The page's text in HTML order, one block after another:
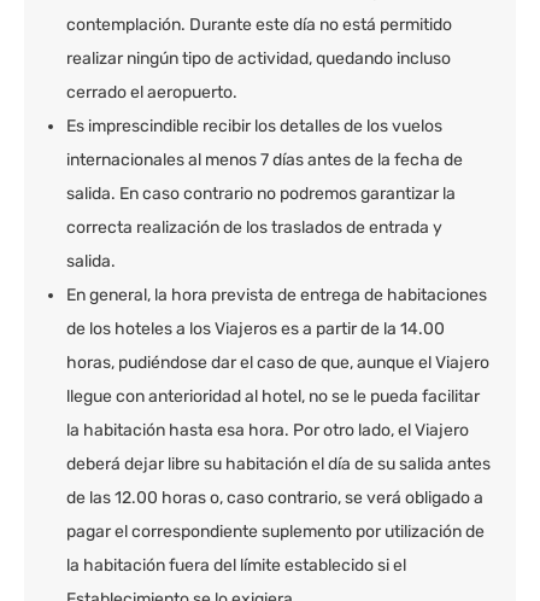
contemplación. Durante este día no está permitido
realizar ningún tipo de actividad, quedando incluso
cerrado el aeropuerto.
Es imprescindible recibir los detalles de los vuelos
internacionales al menos 7 días antes de la fecha de
salida. En caso contrario no podremos garantizar la
correcta realización de los traslados de entrada y
salida.
En general, la hora prevista de entrega de habitaciones
de los hoteles a los Viajeros es a partir de la 14.00
horas, pudiéndose dar el caso de que, aunque el Viajero
llegue con anterioridad al hotel, no se le pueda facilitar
la habitación hasta esa hora. Por otro lado, el Viajero
deberá dejar libre su habitación el día de su salida antes
de las 12.00 horas o, caso contrario, se verá obligado a
pagar el correspondiente suplemento por utilización de
la habitación fuera del límite establecido si el